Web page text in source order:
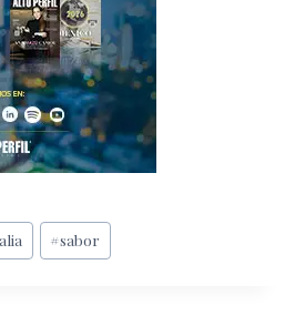
#sabor